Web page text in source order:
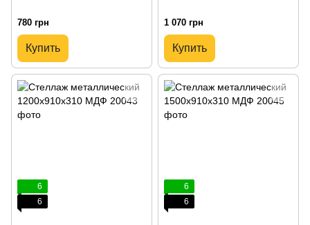
780 грн
Купить
1 070 грн
Купить
6
6
6
6